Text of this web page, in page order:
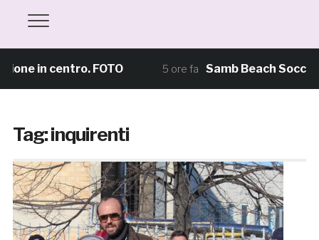
in centro. FOTO 5 ore fa Samb Beach Soccer,
Tag:inquirenti